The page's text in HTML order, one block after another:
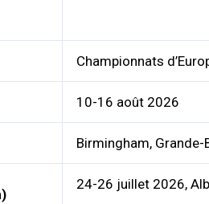
Championnats
10-16 août 2026
Birmingham, Grande-
24-26 juillet 2026,